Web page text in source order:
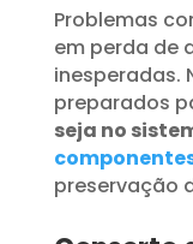
Problemas
em perda de
inesperadas.
preparados
seja no
preservação